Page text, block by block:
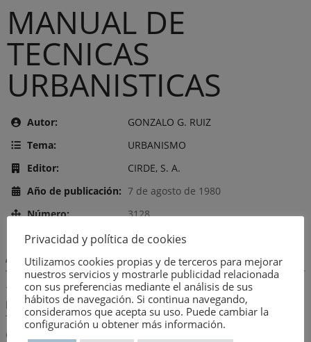
MANUAL DE
TECNICAS
URBANISTICAS
Autor:
GONZALO G. RUIZ
Tema:
URBANISMO
Editor:
CIRDE, S. A.
Año de publicación: 7 de agosto de 1980
Número:
3128
Descripción:
+ Planeamiento y módulos (estándares) urbanísticos.+ Esquema
planeamiento vigente.+ Información necesaria. Fuentes.+
Topografía y cartografía.+ Asoleo.+ Clima y microclima.+
Geología y geotecnia.+ Hidrología.+ Demografía.+ Economía.+
Privacidad y política de cookies
Utilizamos cookies propias y de terceros para mejorar
nuestros servicios y mostrarle publicidad relacionada
con sus preferencias mediante el análisis de sus
hábitos de navegación. Si continua navegando,
consideramos que acepta su uso. Puede cambiar la
configuración u obtener más información.